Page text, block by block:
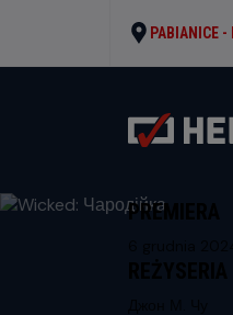
PABIANICE -
PREMIERA